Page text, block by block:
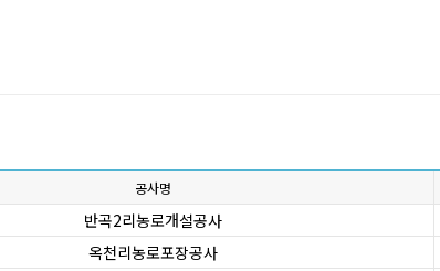
공사명
반곡2리농로개설공사
옥천리농로포장공사